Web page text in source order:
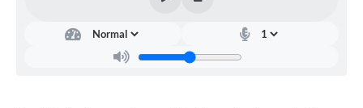
Sistema de Protocolo